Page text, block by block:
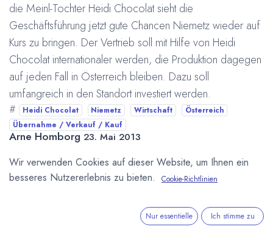
die Meinl-Tochter Heidi Chocolat sieht die
Geschäftsführung jetzt gute Chancen Niemetz wieder auf
Kurs zu bringen. Der Vertrieb soll mit Hilfe von Heidi
Chocolat internationaler werden, die Produktion dagegen
auf jeden Fall in Österreich bleiben. Dazu soll
umfangreich in den Standort investiert werden.
# Heidi Chocolat Niemetz Wirtschaft
Österreich
Übernahme / Verkauf / Kauf
Arne Homborg 23. Mai 2013
DIESEN BEITRAG TEILEN
Wir verwenden Cookies auf dieser Website, um Ihnen ein
besseres Nutzererlebnis zu bieten.
Cookie-Richtlinien
Nur essentielle Ich stimme zu